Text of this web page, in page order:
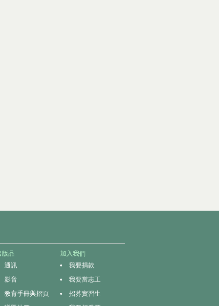
版品
通訊
影音
教育手冊與摺頁
加入我們
我要捐款
我要當志工
招募實習生